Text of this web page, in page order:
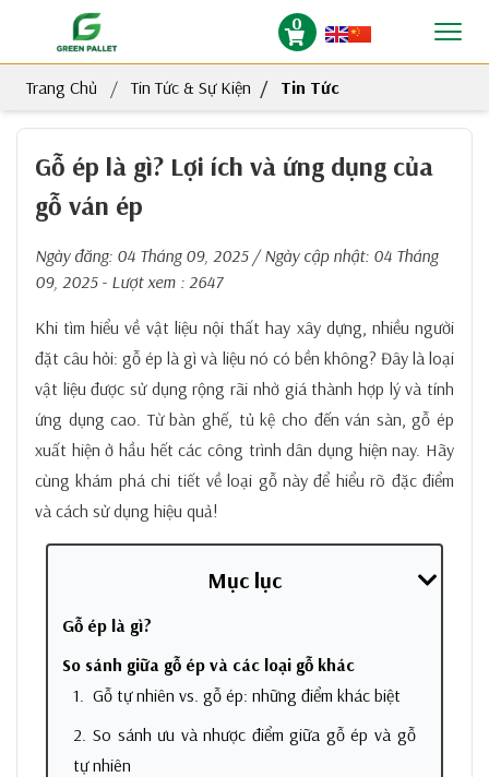
0
Trang Chủ Tin Tức & Sự Kiện Tin Tức
Gỗ ép là gì? Lợi ích và ứng dụng của
gỗ ván ép
Ngày đăng: 04 Tháng 09, 2025/ Ngày cập nhật: 04 Tháng
09, 2025- Lượt xem : 2647
Khi tìm hiểu về vật liệu nội thất hay xây dựng, nhiều người
đặt câu hỏi: gỗ ép là gì và liệu nó có bền không? Đây là loại
vật liệu được sử dụng rộng rãi nhờ giá thành hợp lý và tính
ứng dụng cao. Từ bàn ghế, tủ kệ cho đến ván sàn, gỗ ép
xuất hiện ở hầu hết các công trình dân dụng hiện nay. Hãy
cùng khám phá chi tiết về loại gỗ này để hiểu rõ đặc điểm
và cách sử dụng hiệu quả!
Mục lục
Gỗ ép là gì?
So sánh giữa gỗ ép và các loại gỗ khác
1. Gỗ tự nhiên vs. gỗ ép: những điểm khác biệt
2. So sánh ưu và nhược điểm giữa gỗ ép và gỗ
tự nhiên